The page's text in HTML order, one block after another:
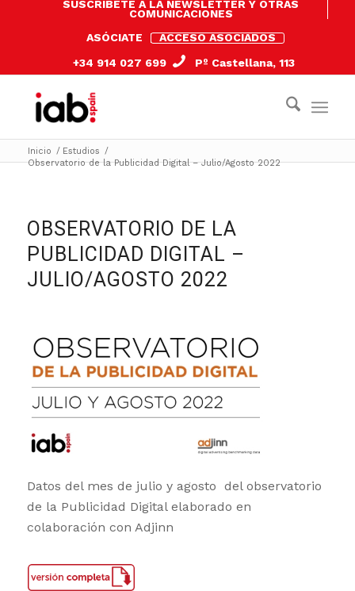
SUSCRÍBETE A LA NEWSLETTER Y OTRAS
COMUNICACIONES
ASÓCIATE
ACCESO ASOCIADOS
+34 914 027 699
Pº Castellana, 113
Inicio / Estudios /
Observatorio de la Publicidad Digital – Julio/Agosto 2022
OBSERVATORIO DE LA
PUBLICIDAD DIGITAL –
JULIO/AGOSTO 2022
Datos del mes de julio y agosto del observatorio
de la Publicidad Digital elaborado en
colaboración con Adjinn